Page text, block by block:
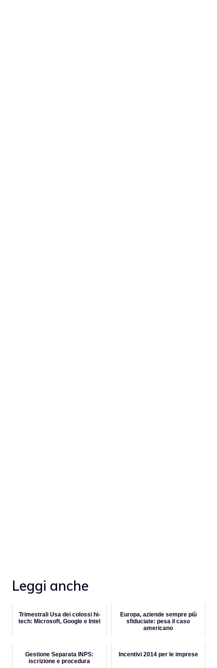
Leggi anche
Trimestrali Usa dei colossi hi-
tech: Microsoft, Google e Intel
Europa, aziende sempre più
sfiduciate: pesa il caso
americano
Gestione Separata INPS:
iscrizione e procedura
Incentivi 2014 per le imprese